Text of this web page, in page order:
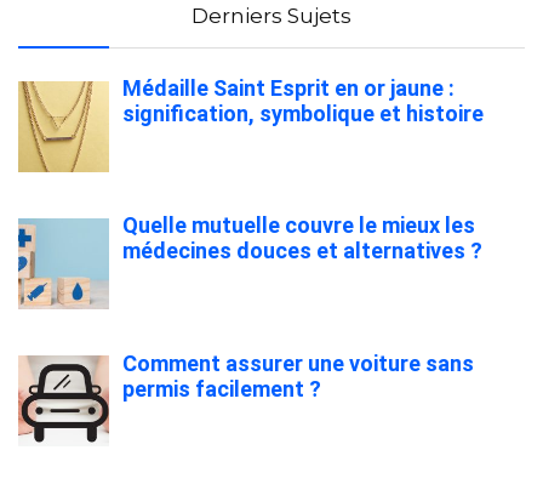
Derniers Sujets
Médaille Saint Esprit en or jaune :
signification, symbolique et histoire
Quelle mutuelle couvre le mieux les
médecines douces et alternatives ?
Comment assurer une voiture sans
permis facilement ?